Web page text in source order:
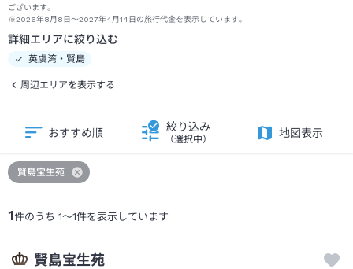
ございます。
※2026年8月8日～2027年4月14日の旅行代金を表示しています。
詳細エリアに絞り込む
英虞湾・賢島
周辺エリアを表示する
1件のうち 1～1件を表示しています
おすすめ順 絞り込み
（選択中）
地図表示
賢島宝生苑
賢島宝生苑